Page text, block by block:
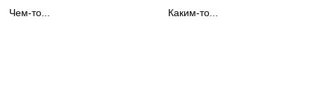
Чем-то... Каким-то...